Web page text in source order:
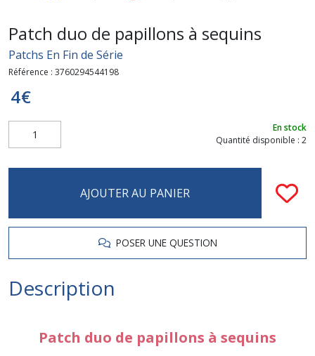
Patch duo de papillons à sequins
Patchs En Fin de Série
Référence : 3760294544198
4€
En stock
Quantité disponible : 2
AJOUTER AU PANIER
POSER UNE QUESTION
Description
Patch duo de papillons à sequins